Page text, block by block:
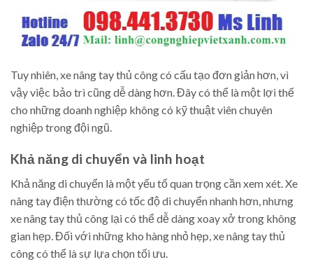
Tuy nhiên, xe nâng tay thủ công có cấu tạo đơn giản hơn, vì
vậy việc bảo trì cũng dễ dàng hơn. Đây có thể là một lợi thế
cho những doanh nghiệp không có kỹ thuật viên chuyên
nghiệp trong đội ngũ.
Khả năng di chuyển và linh hoạt
Khả năng di chuyển là một yếu tố quan trọng cần xem xét. Xe
nâng tay điện thường có tốc độ di chuyển nhanh hơn, nhưng
xe nâng tay thủ công lại có thể dễ dàng xoay xở trong không
gian hẹp. Đối với những kho hàng nhỏ hẹp, xe nâng tay thủ
công có thể là sự lựa chọn tối ưu.